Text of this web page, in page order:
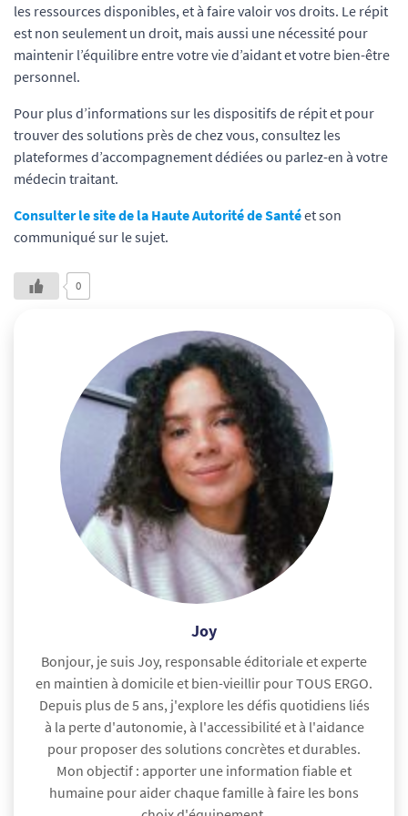
les ressources disponibles, et à faire valoir vos droits. Le répit
est non seulement un droit, mais aussi une nécessité pour
maintenir l’équilibre entre votre vie d’aidant et votre bien-être
personnel.
Pour plus d’informations sur les dispositifs de répit et pour
trouver des solutions près de chez vous, consultez les
plateformes d’accompagnement dédiées ou parlez-en à votre
médecin traitant.
Consulter le site de la Haute Autorité de Santéet son
communiqué sur le sujet.
0
Joy
Bonjour, je suis Joy, responsable éditoriale et experte
en maintien à domicile et bien-vieillir pour TOUS ERGO.
Depuis plus de 5 ans, j'explore les défis quotidiens liés
à la perte d'autonomie, à l'accessibilité et à l'aidance
pour proposer des solutions concrètes et durables.
Mon objectif : apporter une information fiable et
humaine pour aider chaque famille à faire les bons